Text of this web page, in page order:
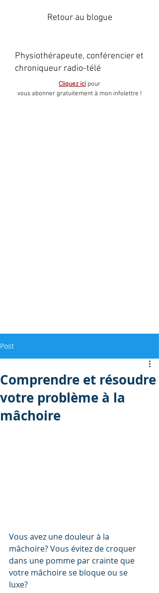
Retour au blogue
Physiothérapeute, conférencier et
chroniqueur radio-télé
Cliquez ici pour
vous abonner gratuitement à mon infolettre !
Post
Comprendre et résoudre
votre problème à la
mâchoire
Vous avez une douleur à la
mâchoire? Vous évitez de croquer
dans une pomme par crainte que
votre mâchoire se bloque ou se
luxe?